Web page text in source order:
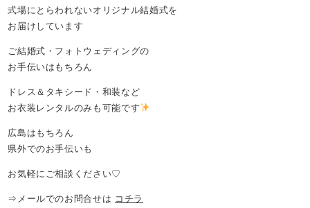
式場にとらわれないオリジナル結婚式を
お届けしています
ご結婚式・フォトウェディングの
お手伝いはもちろん
ドレス＆タキシード・和装など
お衣装レンタルのみも可能です
広島はもちろん
県外でのお手伝いも
お気軽にご相談ください♡
⇒メールでのお問合せは コチラ